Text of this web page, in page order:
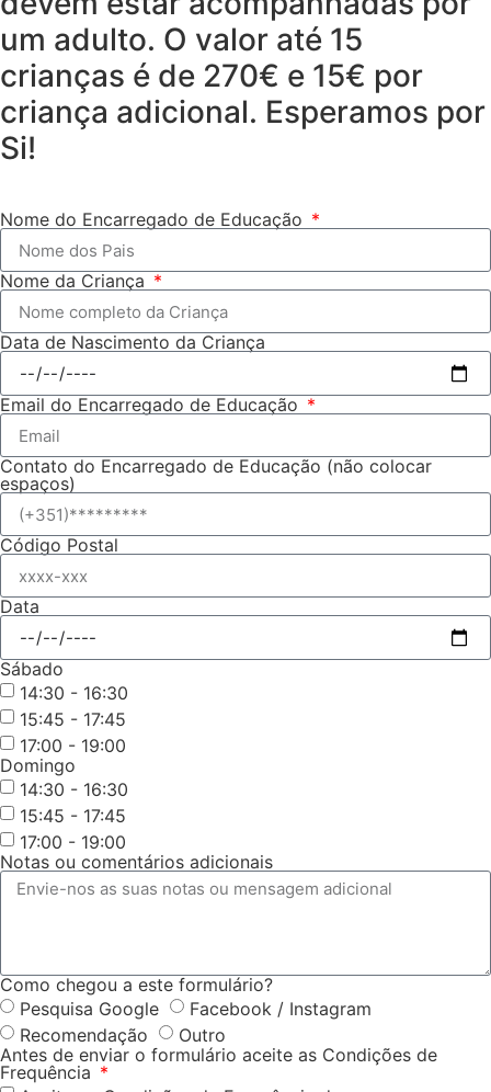
um adulto. O valor até 15
crianças é de 270€ e 15€ por
criança adicional. Esperamos por
Si!
Nome do Encarregado de Educação
Nome da Criança
Data de Nascimento da Criança
Email do Encarregado de Educação
Contato do Encarregado de Educação (não colocar
espaços)
Código Postal
Data
Sábado
14:30 - 16:30
15:45 - 17:45
17:00 - 19:00
Domingo
14:30 - 16:30
15:45 - 17:45
17:00 - 19:00
Notas ou comentários adicionais
Como chegou a este formulário?
Pesquisa Google
Facebook / Instagram
Recomendação
Outro
Antes de enviar o formulário aceite as Condições de
Frequência